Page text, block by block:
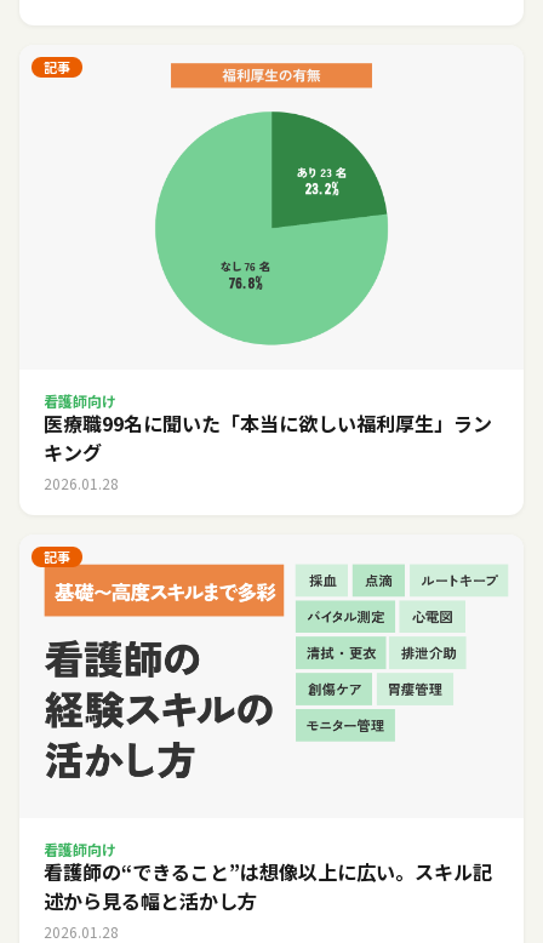
記事
看護師向け
医療職99名に聞いた「本当に欲しい福利厚生」ラン
キング
2026.01.28
記事
看護師向け
看護師の“できること”は想像以上に広い。スキル記
述から見る幅と活かし方
2026.01.28